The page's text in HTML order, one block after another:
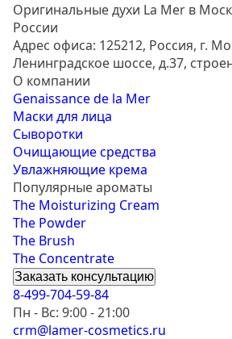
Оригинальные духи La Mer в
России
Адрес офиса: 125212, Россия, г.
Ленинградское шоссе, д.37,
О компании
Genaissance de la Mer
Маски для лица
Сыворотки
Очищающие средства
Увлажняющие крема
Популярные ароматы
The Moisturizing Cream
The Powder
The Brush
The Concentrate
Заказать консультацию
8-499-704-59-84
Пн - Вс: 9:00 - 21:00
crm@lamer-cosmetics.ru